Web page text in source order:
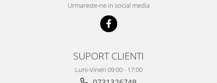
Urmareste-ne in social media
SUPORT CLIENTI
Luni-Vineri 09:00 - 17:00